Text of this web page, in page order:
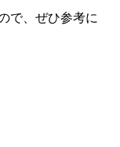
で、ぜひ参考に